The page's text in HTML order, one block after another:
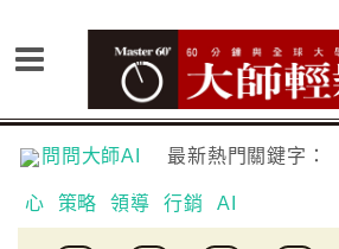
問問大師AI 最新熱門關鍵字：
心 策略 領導 行銷 AI